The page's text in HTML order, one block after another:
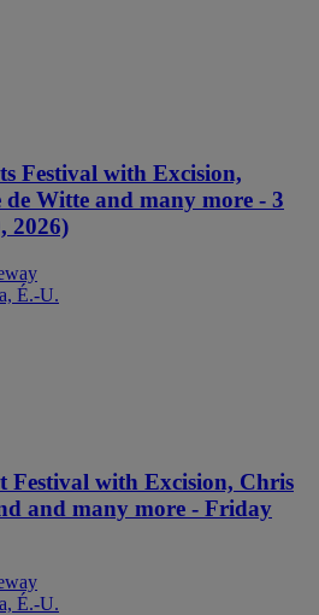
Festival with Excision,
Witte and many more - 3
2026)
É.-U.
Festival with Excision, Chris
and many more - Friday
É.-U.